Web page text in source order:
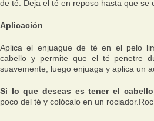
de té. Deja el té en reposo hasta que se
Aplicación
Aplica el enjuague de té en el pelo
cabello y permite que el té penetre
suavemente, luego enjuaga y aplica un
Si lo que deseas es tener el
poco del té y colócalo en un